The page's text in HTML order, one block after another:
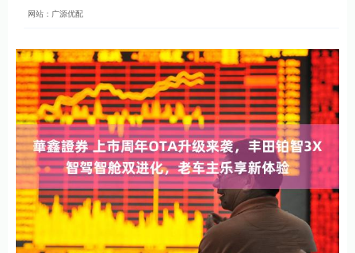
网站：广源优配